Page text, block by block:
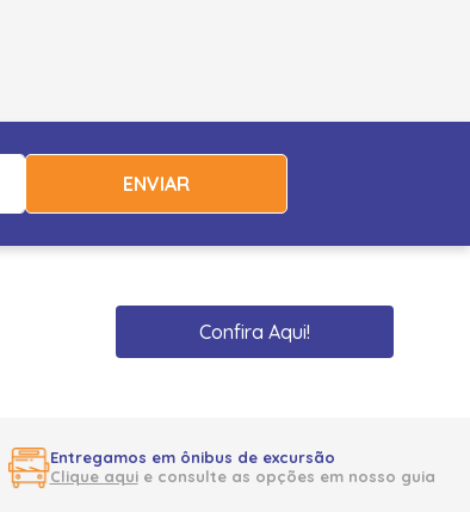
ENVIAR
Confira Aqui!
Entregamos em ônibus de excursão
Clique aquie consulte as opções em nosso guia